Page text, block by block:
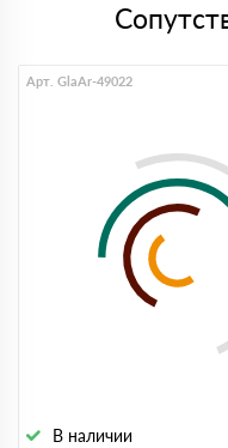
В наличии
Арт. GlaAr-49022